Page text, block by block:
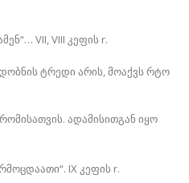
VII, VIII კეფის r.
ტრედი არის, მოაქვს რტო
ადამისითგან იყო
IX კეფის r.